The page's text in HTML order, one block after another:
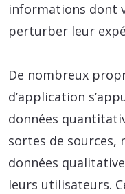
informations dont
perturber leur
De nombreux
d’application
données
sortes de sources,
données
leurs utilisateurs.